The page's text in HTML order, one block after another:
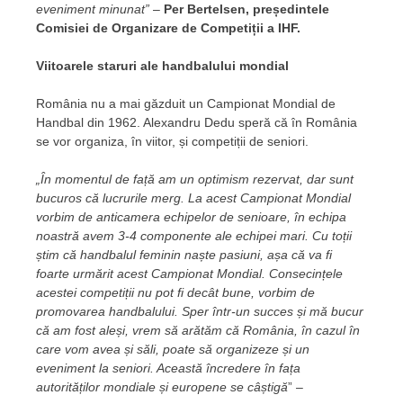
eveniment minunat” – Per Bertelsen, președintele
Comisiei de Organizare de Competiții a IHF.
Viitoarele staruri ale handbalului mondial
România nu a mai găzduit un Campionat Mondial de
Handbal din 1962. Alexandru Dedu speră că în România
se vor organiza, în viitor, și competiții de seniori.
„În momentul de față am un optimism rezervat, dar sunt
bucuros că lucrurile merg. La acest Campionat Mondial
vorbim de anticamera echipelor de senioare, în echipa
noastră avem 3-4 componente ale echipei mari. Cu toții
știm că handbalul feminin naște pasiuni, așa că va fi
foarte urmărit acest Campionat Mondial. Consecințele
acestei competiții nu pot fi decât bune, vorbim de
promovarea handbalului. Sper într-un succes și mă bucur
că am fost aleși, vrem să arătăm că România, în cazul în
care vom avea și săli, poate să organizeze și un
eveniment la seniori. Această încredere în fața
autorităților mondiale și europene se câștigă” –